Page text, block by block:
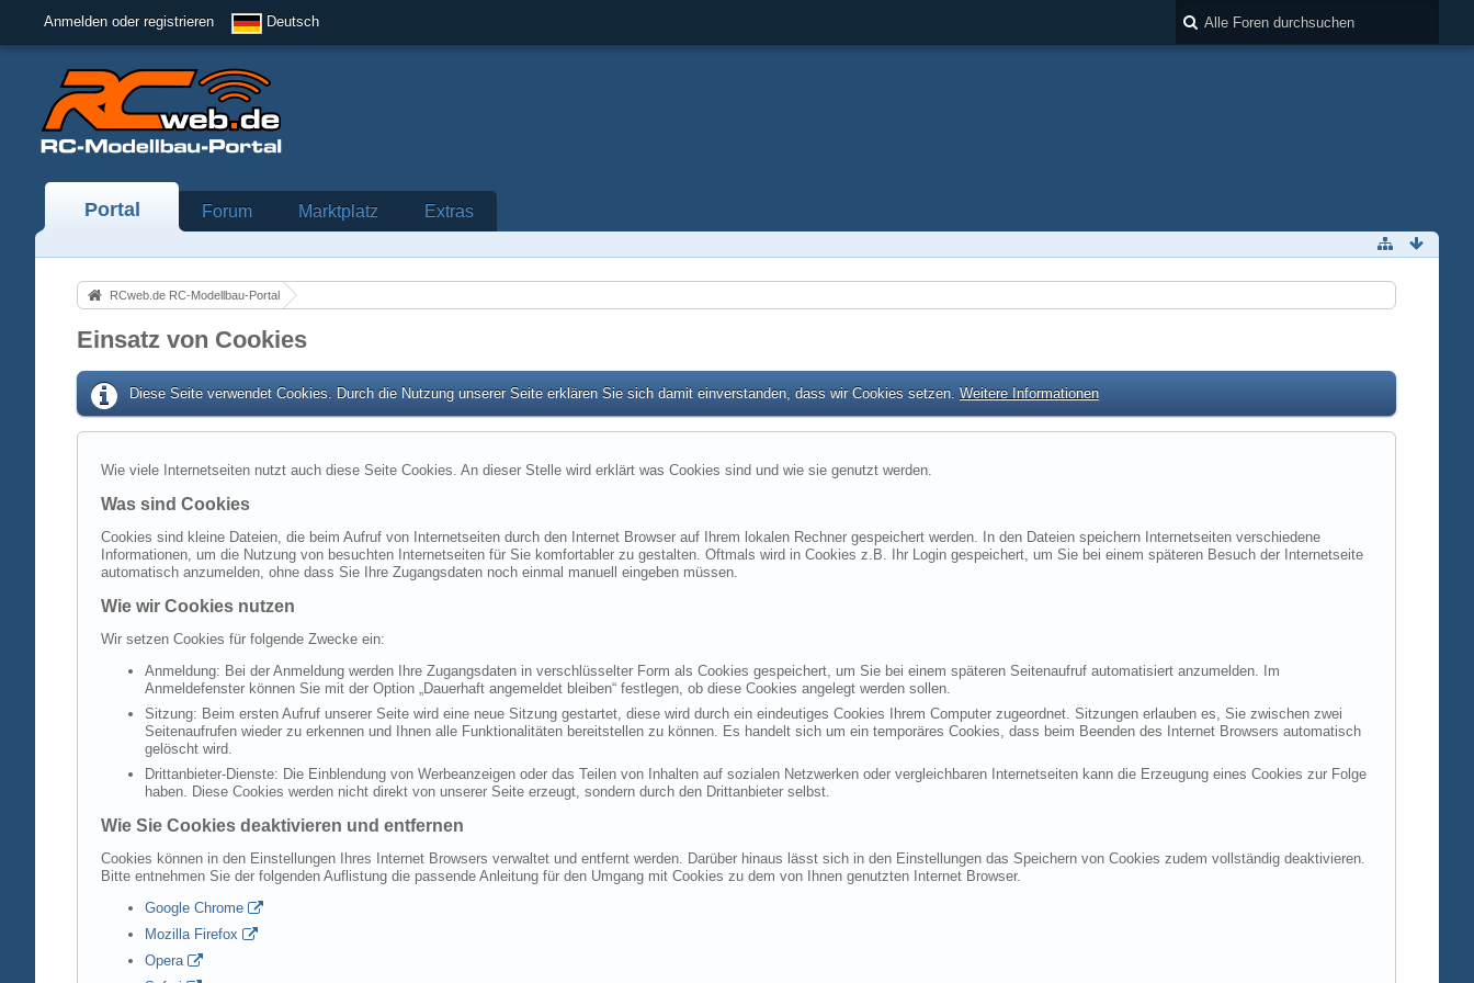
Anmelden oder registrieren Deutsch
Portal Forum Marktplatz Extras
RCweb.de RC-Modellbau-Portal
Einsatz von Cookies
Diese Seite verwendet Cookies. Durch die Nutzung unserer Seite erklären Sie sich damit einverstanden, dass wir Cookies setzen. Weitere Informationen
Wie viele Internetseiten nutzt auch diese Seite Cookies. An dieser Stelle wird erklärt was Cookies sind und wie sie genutzt werden.
Was sind Cookies
Cookies sind kleine Dateien, die beim Aufruf von Internetseiten durch den Internet Browser auf Ihrem lokalen Rechner gespeichert werden. In den Dateien speichern Internetseiten verschiedene
Informationen, um die Nutzung von besuchten Internetseiten für Sie komfortabler zu gestalten. Oftmals wird in Cookies z.B. Ihr Login gespeichert, um Sie bei einem späteren Besuch der Internetseite
automatisch anzumelden, ohne dass Sie Ihre Zugangsdaten noch einmal manuell eingeben müssen.
Wie wir Cookies nutzen
Wir setzen Cookies für folgende Zwecke ein:
Anmeldung: Bei der Anmeldung werden Ihre Zugangsdaten in verschlüsselter Form als Cookies gespeichert, um Sie bei einem späteren Seitenaufruf automatisiert anzumelden. Im
Anmeldefenster können Sie mit der Option „Dauerhaft angemeldet bleiben“ festlegen, ob diese Cookies angelegt werden sollen.
Sitzung: Beim ersten Aufruf unserer Seite wird eine neue Sitzung gestartet, diese wird durch ein eindeutiges Cookies Ihrem Computer zugeordnet. Sitzungen erlauben es, Sie zwischen zwei
Seitenaufrufen wieder zu erkennen und Ihnen alle Funktionalitäten bereitstellen zu können. Es handelt sich um ein temporäres Cookies, dass beim Beenden des Internet Browsers automatisch
gelöscht wird.
Drittanbieter-Dienste: Die Einblendung von Werbeanzeigen oder das Teilen von Inhalten auf sozialen Netzwerken oder vergleichbaren Internetseiten kann die Erzeugung eines Cookies zur Folge
haben. Diese Cookies werden nicht direkt von unserer Seite erzeugt, sondern durch den Drittanbieter selbst.
Wie Sie Cookies deaktivieren und entfernen
Cookies können in den Einstellungen Ihres Internet Browsers verwaltet und entfernt werden. Darüber hinaus lässt sich in den Einstellungen das Speichern von Cookies zudem vollständig deaktivieren.
Bitte entnehmen Sie der folgenden Auflistung die passende Anleitung für den Umgang mit Cookies zu dem von Ihnen genutzten Internet Browser.
Google Chrome
Mozilla Firefox
Opera